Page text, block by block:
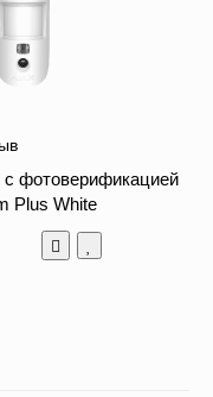
с фотоверификацией
Plus White